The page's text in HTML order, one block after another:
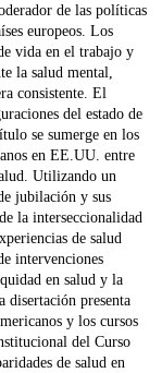
de las políticas
europeos. Los
vida en el trabajo y
la salud mental,
consistente. El
del estado de
se sumerge en los
en EE.UU. entre
Utilizando un
jubilación y sus
la interseccionalidad
de salud
intervenciones
en salud y la
disertación presenta
y los cursos
del Curso
de salud en